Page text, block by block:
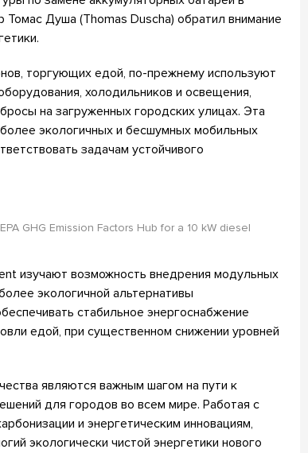
Душа (Thomas Duscha) обратил внимание
торгующих едой, по-прежнему используют
холодильников и освещения,
на загруженных городских улицах. Эта
экологичных и бесшумных мобильных
задачам устойчивого
GHG Emission Factors Hub for a 10 kW diesel
изучают возможность внедрения модульных
экологичной альтернативы
стабильное энергоснабжение
едой, при существенном снижении уровней
являются важным шагом на пути к
для городов во всем мире. Работая с
и энергетическим инновациям,
экологически чистой энергетики нового